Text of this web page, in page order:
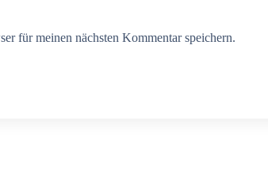
für meinen nächsten Kommentar speichern.